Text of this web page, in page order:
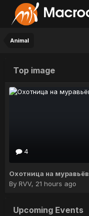
Animal
Top image
4
Охотница на муравьёв
By RVV, 21 hours ago
Upcoming Events